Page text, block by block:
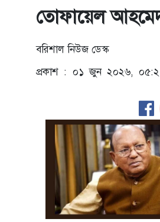
তোফায়েল
বরিশাল নিউজ ডেস্ক
প্রকাশ : ০১ জুন ২০২৬,